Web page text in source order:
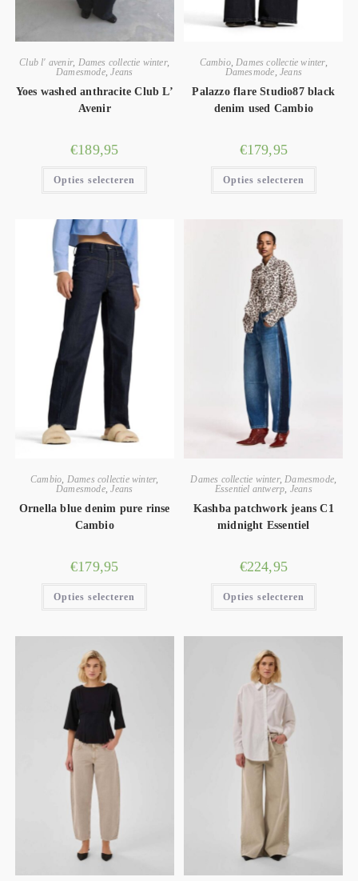
Club l' avenir, Dames collectie winter,
Damesmode,Jeans
Yoes washed anthracite Club L’
Avenir
€189,95
Opties selecteren
Cambio, Dames collectie winter,
Damesmode Jeans
Palazzo flare Studio87 black
denim used Cambio
€179,95
Opties selecteren
Cambio Dames collectie winter,
Damesmode,Jeans
Ornella blue denim pure rinse
Cambio
€179,95
Opties selecteren
Dames collectie winter, Damesmode
Essentiel antwerp Jeans
Kashba patchwork jeans C1
midnight Essentiel
€224,95
Opties selecteren